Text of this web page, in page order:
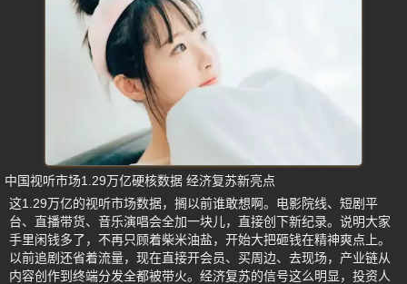
中国视听市场1.29万亿硬核数据 经济复苏新亮点
这1.29万亿的视听市场数据，搁以前谁敢想啊。电影院线、短剧平
台、直播带货、音乐演唱会全加一块儿，直接创下新纪录。说明大家
手里闲钱多了，不再只顾着柴米油盐，开始大把砸钱在精神爽点上。
以前追剧还省着流量，现在直接开会员、买周边、去现场，产业链从
内容创作到终端分发全都被带火。经济复苏的信号这么明显，投资人